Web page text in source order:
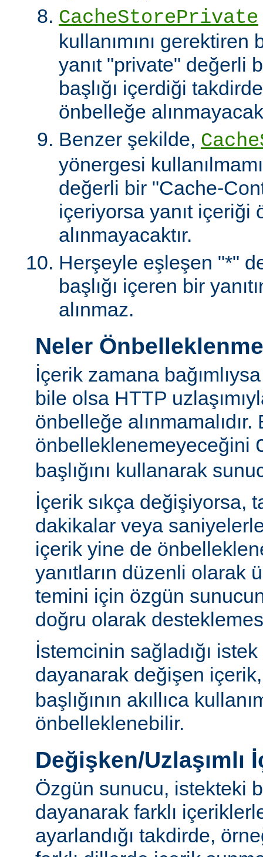
CacheStorePrivate
kullanımını gerektiren
yanıt "private" değerli
başlığı içerdiği
önbelleğe
Benzer şekilde,
yönergesi
değerli bir "Cache-
içeriyorsa yanıt içeriği
alınmayacaktır.
Herşeyle eşleşen "*"
başlığı içeren bir
alınmaz.
Neler
İçerik zamana
bile olsa HTTP
önbelleğe
önbelleklenemeyeceğini
başlığını kullanarak
İçerik sıkça değişiyorsa,
dakikalar veya
içerik yine de
yanıtların düzenli olarak
temini için özgün
doğru olarak
İstemcinin sağladığı istek
dayanarak değişen
başlığının akıllıca
önbelleklenebilir.
Değişken/Uzlaşımlı
Özgün sunucu, istekteki
dayanarak farklı
ayarlandığı takdirde,